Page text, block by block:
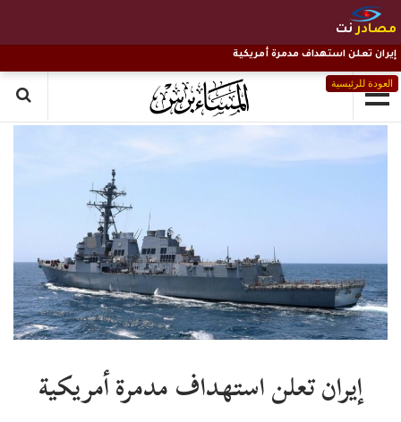
مصادرنت
العودة للرئيسية
إيران تعلن استهداف مدمرة أمريكية